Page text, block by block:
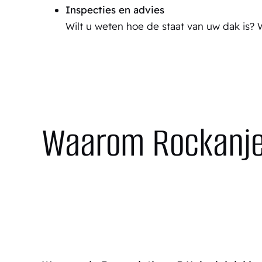
Inspecties en advies
Wilt u weten hoe de staat van uw dak
Waarom